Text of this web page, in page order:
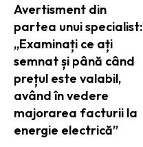
Avertisment din
partea unui specialist:
„Examinați ce ați
semnat și până când
prețul este valabil,
având în vedere
majorarea facturii la
energie electrică”